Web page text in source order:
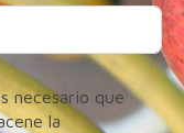
necesario que
la